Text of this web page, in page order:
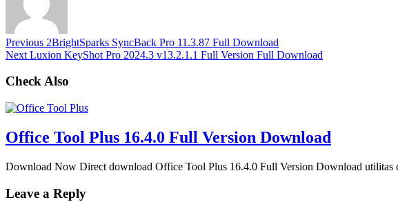
Previous 2BrightSparks SyncBack Pro 11.3.87 Full Download
Next Luxion KeyShot Pro 2024.3 v13.2.1.1 Full Version Full Download
Check Also
Office Tool Plus 16.4.0 Full Version Download
Download Now Direct download Office Tool Plus 16.4.0 Full Version Download
Leave a Reply